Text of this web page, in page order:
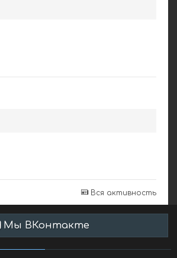
Вся активность
Мы ВКонтакте